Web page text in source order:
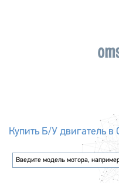
Купить Б/У двигатель в